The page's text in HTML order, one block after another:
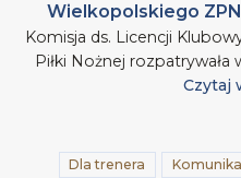
Wielkopolskiego
Komisja ds. Licencji
Piłki Nożnej
Czytaj
Dla trenera